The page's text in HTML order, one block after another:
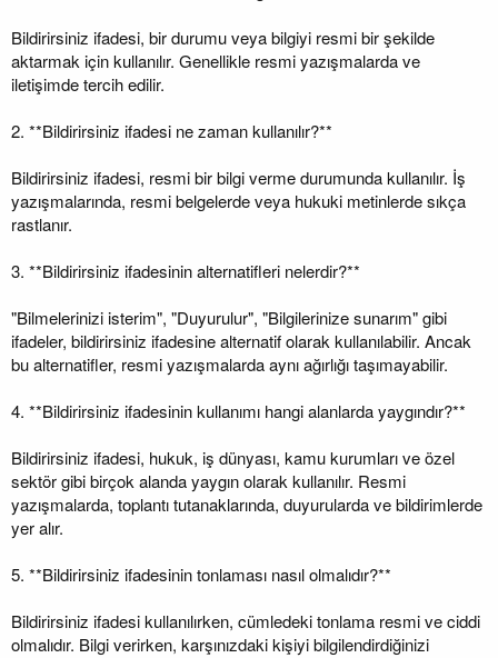
Bildirirsiniz ifadesi, bir durumu veya bilgiyi resmi bir şekilde
aktarmak için kullanılır. Genellikle resmi yazışmalarda ve
iletişimde tercih edilir.
2. **Bildirirsiniz ifadesi ne zaman kullanılır?**
Bildirirsiniz ifadesi, resmi bir bilgi verme durumunda kullanılır. İş
yazışmalarında, resmi belgelerde veya hukuki metinlerde sıkça
rastlanır.
3. **Bildirirsiniz ifadesinin alternatifleri nelerdir?**
"Bilmelerinizi isterim", "Duyurulur", "Bilgilerinize sunarım" gibi
ifadeler, bildirirsiniz ifadesine alternatif olarak kullanılabilir. Ancak
bu alternatifler, resmi yazışmalarda aynı ağırlığı taşımayabilir.
4. **Bildirirsiniz ifadesinin kullanımı hangi alanlarda yaygındır?**
Bildirirsiniz ifadesi, hukuk, iş dünyası, kamu kurumları ve özel
sektör gibi birçok alanda yaygın olarak kullanılır. Resmi
yazışmalarda, toplantı tutanaklarında, duyurularda ve bildirimlerde
yer alır.
5. **Bildirirsiniz ifadesinin tonlaması nasıl olmalıdır?**
Bildirirsiniz ifadesi kullanılırken, cümledeki tonlama resmi ve ciddi
olmalıdır. Bilgi verirken, karşınızdaki kişiyi bilgilendirdiğinizi